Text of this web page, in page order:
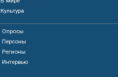
Культура
Опросы
Персоны
Регионы
Интервью